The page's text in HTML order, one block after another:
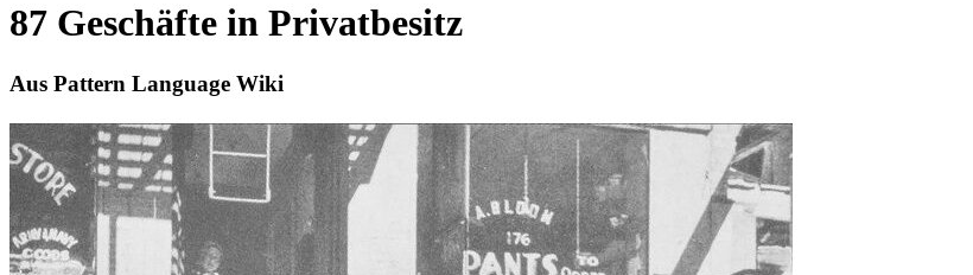
87 Geschäfte in Privatbesitz
Aus Pattern Language Wiki